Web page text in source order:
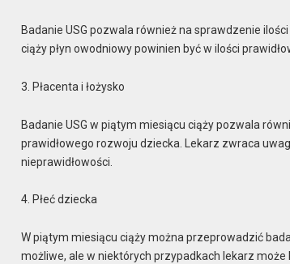
Badanie USG pozwala również na sprawdzenie
ciąży płyn owodniowy powinien być w ilości
3. Płacenta i łożysko
Badanie USG w piątym miesiącu ciąży pozwala
prawidłowego rozwoju dziecka. Lekarz zwraca
nieprawidłowości.
4. Płeć dziecka
W piątym miesiącu ciąży można przeprowadzić
możliwe, ale w niektórych przypadkach lekarz